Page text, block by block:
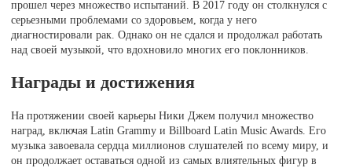
прошел через множество испытаний. В 2017 году он столкнулся с
серьезными проблемами со здоровьем, когда у него
диагностировали рак. Однако он не сдался и продолжал работать
над своей музыкой, что вдохновило многих его поклонников.
Награды и достижения
На протяжении своей карьеры Ники Джем получил множество
наград, включая Latin Grammy и Billboard Latin Music Awards. Его
музыка завоевала сердца миллионов слушателей по всему миру, и
он продолжает оставаться одной из самых влиятельных фигур в